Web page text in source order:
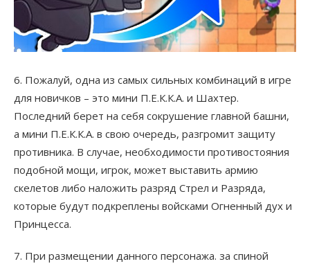
6. Пожалуй, одна из самых сильных комбинаций в игре
для новичков – это мини П.Е.К.К.А. и Шахтер.
Последний берет на себя сокрушение главной башни,
а мини П.Е.К.К.А. в свою очередь, разгромит защиту
противника. В случае, необходимости противостояния
подобной мощи, игрок, может выставить армию
скелетов либо наложить разряд Стрел и Разряда,
которые будут подкреплены войсками Огненный дух и
Принцесса.
7. При размещении данного персонажа. за спиной